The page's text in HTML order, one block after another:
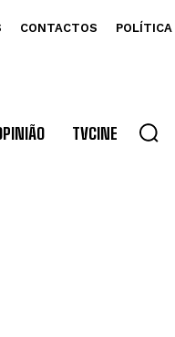
CONTACTOS POLÍTICA
TVCINE